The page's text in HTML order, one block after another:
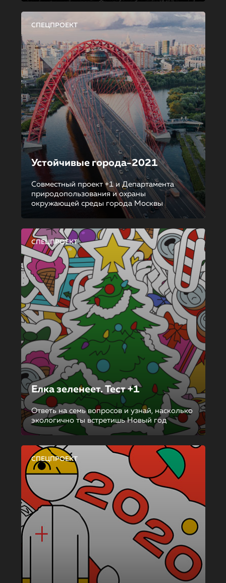
СПЕЦПРОЕКТ
Устойчивые города-2021
Совместный проект +1 и Департамента
природопользования и охраны
окружающей среды города Москвы
СПЕЦПРОЕКТ
Елка зеленеет. Тест +1
Ответь на семь вопросов и узнай, насколько
экологично ты встретишь Новый год
СПЕЦПРОЕКТ